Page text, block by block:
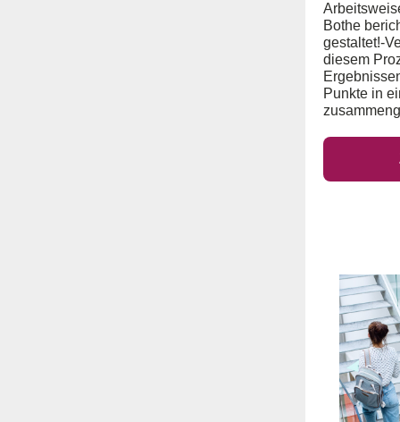
Bothe
gestaltet!-
diesem
Punkte in